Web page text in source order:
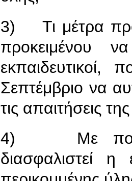
3) Τι μέτρα
προκειμένου
Σεπτέμβριο να
τις απαιτήσεις
4) Με ποιον
διασφαλιστεί η